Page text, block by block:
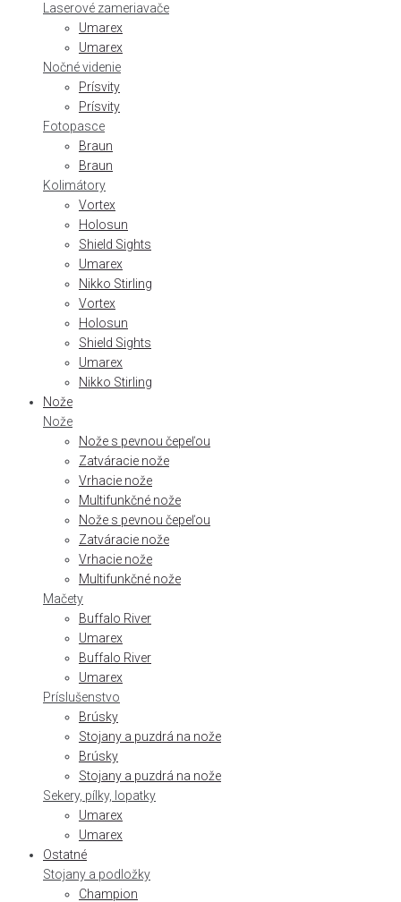
Laserové zameriavače
Umarex
Umarex
Nočné videnie
Prísvity
Prísvity
Fotopasce
Braun
Braun
Kolimátory
Vortex
Holosun
Shield Sights
Umarex
Nikko Stirling
Vortex
Holosun
Shield Sights
Umarex
Nikko Stirling
Nože
Nože
Nože s pevnou čepeľou
Zatváracie nože
Vrhacie nože
Multifunkčné nože
Nože s pevnou čepeľou
Zatváracie nože
Vrhacie nože
Multifunkčné nože
Mačety
Buffalo River
Umarex
Buffalo River
Umarex
Príslušenstvo
Brúsky
Stojany a puzdrá na nože
Brúsky
Stojany a puzdrá na nože
Sekery, pílky, lopatky
Umarex
Umarex
Ostatné
Stojany a podložky
Champion